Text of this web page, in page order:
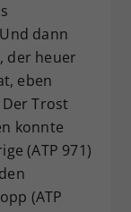
dann
der heuer
eben
Trost
konnte
(ATP 971)
(ATP